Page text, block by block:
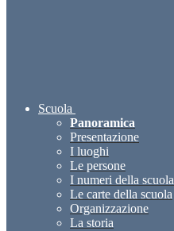
Scuola
Panoramica
Presentazione
I luoghi
Le persone
I numeri della scuola
Le carte della scuola
Organizzazione
La storia